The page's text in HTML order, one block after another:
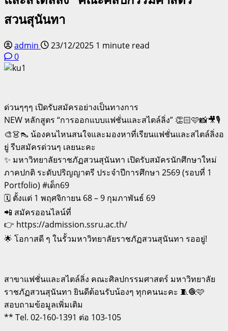
สวนสุนันทา
admin 23/12/2025 1 minute read
0
ด่วนๆๆๆ เปิดรับสมัครอย่างเป็นทางการ
NEW หลักสูตร “การออกแบบแฟชั่นและสไตล์ลิ่ง” 👏🏻🩷📸🎥🎙️
🎨👗👠 น้องคนไหนสนใจและมองหาที่เรียนแฟชั่นและสไตล์ลิ่งอ
ยู่ รีบสมัครด่วนๆ เลยนะคะ
✨ มหาวิทยาลัยราชภัฏสวนสุนันทา เปิดรับสมัครนักศึกษาใหม่
ภาคปกติ ระดับปริญญาตรี ประจำปีการศึกษา 2569 (รอบที่ 1
Portfolio) #เด็ก69
🗓️ ตั้งแต่ 1 พฤศจิกายน 68 – 9 กุมภาพันธ์ 69
📲 สมัครออนไลน์ที่
👉 https://admission.ssru.ac.th/
🌟 โอกาสดี ๆ ในรั้วมหาวิทยาลัยราชภัฏสวนสุนันทา รออยู่!
สาขาแฟชั่นและสไตล์ลิ่ง คณะศิลปกรรมศาสตร์ มหาวิทยาลัย
ราชภัฏสวนสุนันทา ยินดีต้อนรับน้องๆ ทุกคนนะคะ 🧵🧶🩷
สอบถามข้อมูลเพิ่มเติม
** Tel. 02-160-1391 ต่อ 103-105